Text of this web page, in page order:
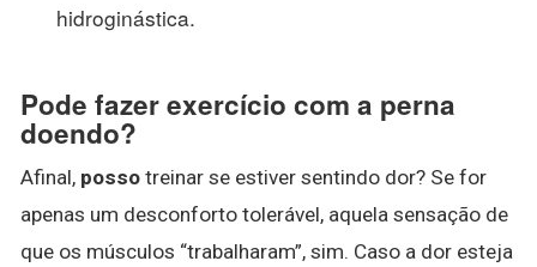
hidroginástica.
Pode fazer exercício com a perna
doendo?
Afinal, posso treinar se estiver sentindo dor? Se for
apenas um desconforto tolerável, aquela sensação de
que os músculos “trabalharam”, sim. Caso a dor esteja